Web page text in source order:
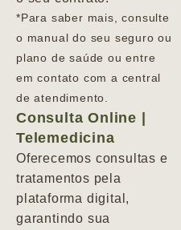
*Para saber mais, consulte
o manual do seu seguro ou
plano de saúde ou entre
em contato com a central
de atendimento.
Consulta Online |
Telemedicina
Oferecemos consultas e
tratamentos pela
plataforma digital,
garantindo sua